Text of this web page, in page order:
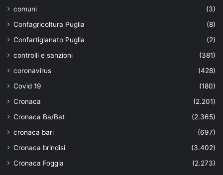
comuni
(3)
Confagricoltura Puglia
(8)
Confartigianato Puglia
(2)
controlli e sanzioni
(381)
coronavirus
(428)
Covid 19
(180)
Cronaca
(2.201)
Cronaca Ba/Bat
(2.365)
cronaca bari
(697)
Cronaca brindisi
(3.402)
Cronaca Foggia
(2.273)